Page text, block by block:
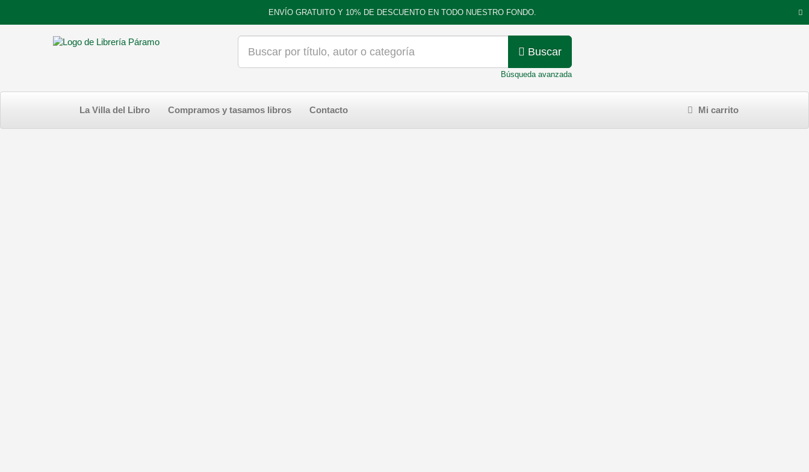
ENVÍO GRATUITO Y 10% DE DESCUENTO EN TODO NUESTRO FONDO.
Buscar
Búsqueda avanzada
La Villa del Libro Compramos y tasamos libros Contacto Mi carrito